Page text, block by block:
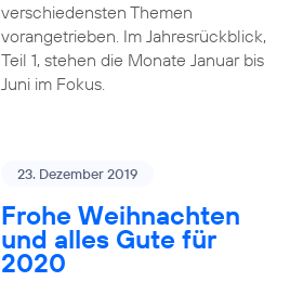
verschiedensten Themen
vorangetrieben. Im Jahresrückblick,
Teil 1, stehen die Monate Januar bis
Juni im Fokus.
23. Dezember 2019
Frohe Weihnachten
und alles Gute für
2020